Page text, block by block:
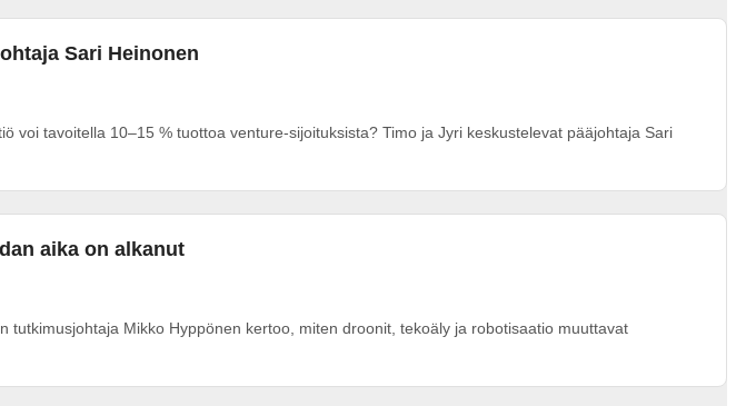
Sari Heinonen
voi tavoitella 10–15 % tuottoa venture-sijoituksista? Timo ja Jyri keskustelevat pääjohtaja Sari
aika on alkanut
tutkimusjohtaja Mikko Hyppönen kertoo, miten droonit, tekoäly ja robotisaatio muuttavat